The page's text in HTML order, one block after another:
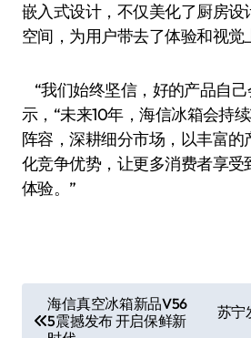
嵌入式设计，不仅美化了厨房设
空间，为用户带去了体验和视觉
“我们始终坚信，好的产品自
示，“未来10年，海信冰箱会持
阵容，深耕细分市场，以丰富的
化竞争优势，让更多消费者享受
体验。”
章
海信真空冰箱新品V56
5震撼发布 开启保鲜新
苏宁